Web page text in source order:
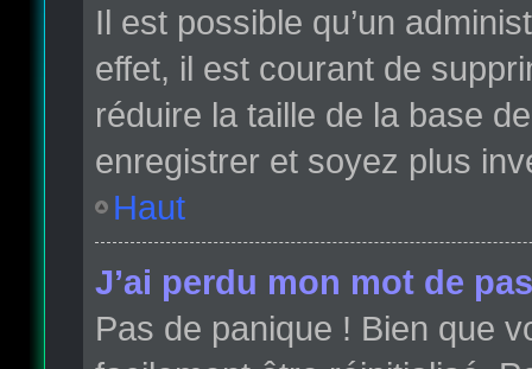
Il est possible qu’un
effet, il est courant de
réduire la taille de la base
enregistrer et soyez plus
Haut
J’ai perdu mon mot de
Pas de panique ! Bien que